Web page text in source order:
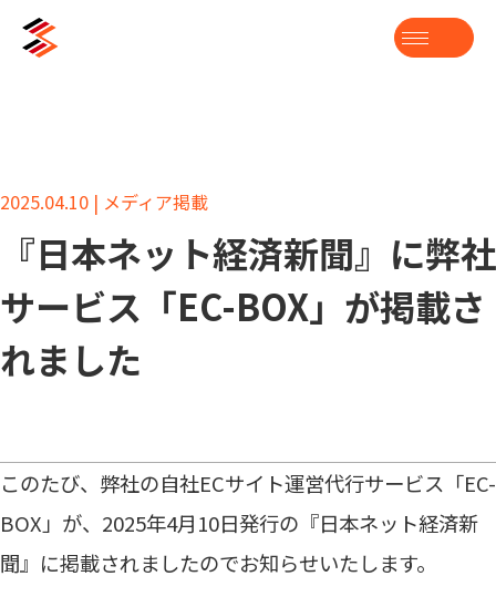
2025.04.10 | メディア掲載
『日本ネット経済新聞』に弊社
サービス「EC-BOX」が掲載さ
れました
このたび、弊社の自社ECサイト運営代行サービス「EC-
BOX」が、2025年4月10日発行の『日本ネット経済新
聞』に掲載されましたのでお知らせいたします。